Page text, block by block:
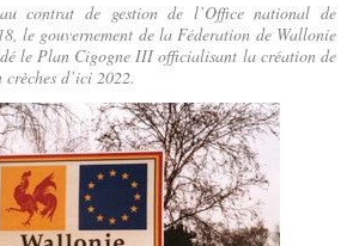
contrat de gestion de l’Office national de
le gouvernement de la Féderation de Wallonie
le Plan Cigogne III officialisant la création de
d’ici 2022.